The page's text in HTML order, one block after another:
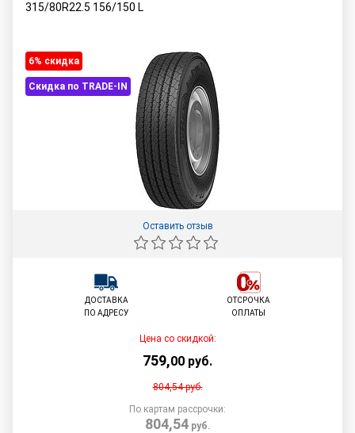
315/80R22.5 156/150 L
6% cкидка
Скидка по TRADE-IN
Оставить отзыв
ДОСТАВКА
ПО АДРЕСУ
ОТСРОЧКА
ОПЛАТЫ
Цена со скидкой:
759,00 руб.
804,54руб.
По картам рассрочки:
804,54руб.